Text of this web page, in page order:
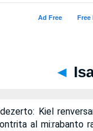
◄
Kiel
al mi:rabanto